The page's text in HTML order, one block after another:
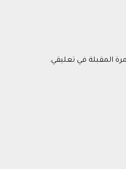
المقبلة في تعليقي.